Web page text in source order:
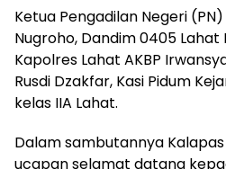
Ketua Pengadilan Negeri
Nugroho, Dandim 0405 Lahat
Kapolres Lahat AKBP
Rusdi Dzakfar, Kasi Pidum
kelas IIA Lahat.
Dalam sambutannya
ucapan selamat datang